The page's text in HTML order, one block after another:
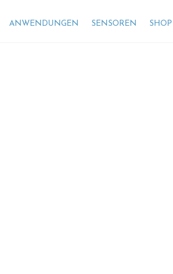
ANWENDUNGEN SENSOREN SHOP